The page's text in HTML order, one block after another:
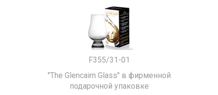
F355/31-01
"The Glencairn Glass" в фирменной
подарочной упаковке